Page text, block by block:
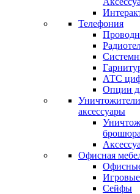
Телефония
АТС
Опции
аксессуары
Офисная
Игровые
Сейфы